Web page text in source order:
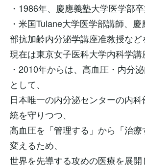
・1986年、慶應義塾大学医学部卒
・米国Tulane大学医学部講師、
部抗加齢内分泌学講座准教授など
現在は東京女子医科大学内科学講
・2010年からは、高血圧・内分
として、
日本唯一の内分泌センターの内
統を守りつつ、
高血圧を「管理する」から「治療
変えるため、
世界を先導する攻めの医療を展開